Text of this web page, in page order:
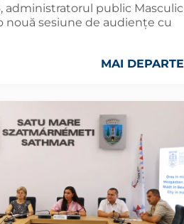
administratorul public Masculic
nouă sesiune de audiențe cu
MAI DEPARTE